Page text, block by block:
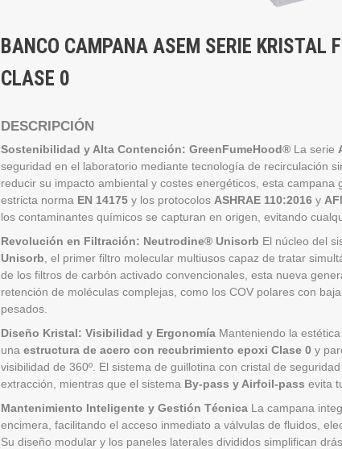
BANCO CAMPANA ASEM SERIE KRISTAL
CLASE 0
DESCRIPCIÓN
Sostenibilidad y Alta Contención: GreenFumeHood® La serie
seguridad en el laboratorio mediante tecnología de recirculación
reducir su impacto ambiental y costes energéticos, esta
estricta norma EN 14175 y los protocolos ASHRAE 110:2016 y
los contaminantes químicos se capturan en origen, evitando
Revolución en Filtración: Neutrodine® Unisorb El núcleo del
Unisorb , el primer filtro molecular multiusos capaz de tratar
de los filtros de carbón activado convencionales, esta nueva
retención de moléculas complejas, como los COV polares con
pesados.
Diseño Kristal: Visibilidad y Ergonomía Manteniendo la
una estructura de acero con recubrimiento epoxi Clase 0 y
visibilidad de 360º. El sistema de guillotina con cristal de
extracción, mientras que el sistema By-pass y Airfoil-pass evita
Mantenimiento Inteligente y Gestión Técnica La campana
encimera, facilitando el acceso inmediato a válvulas de fluidos,
Su diseño modular y los paneles laterales divididos simplifican